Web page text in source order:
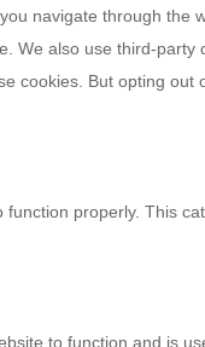
navigate through
We also use third-
cookies. But opting
properly. This
to function and is